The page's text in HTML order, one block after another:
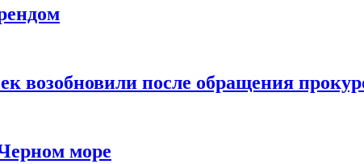
возобновили после обращения
море